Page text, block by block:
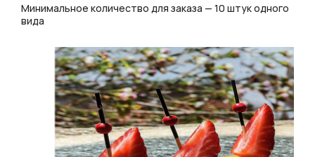
Минимальное количество для заказа — 10 штук одного
вида